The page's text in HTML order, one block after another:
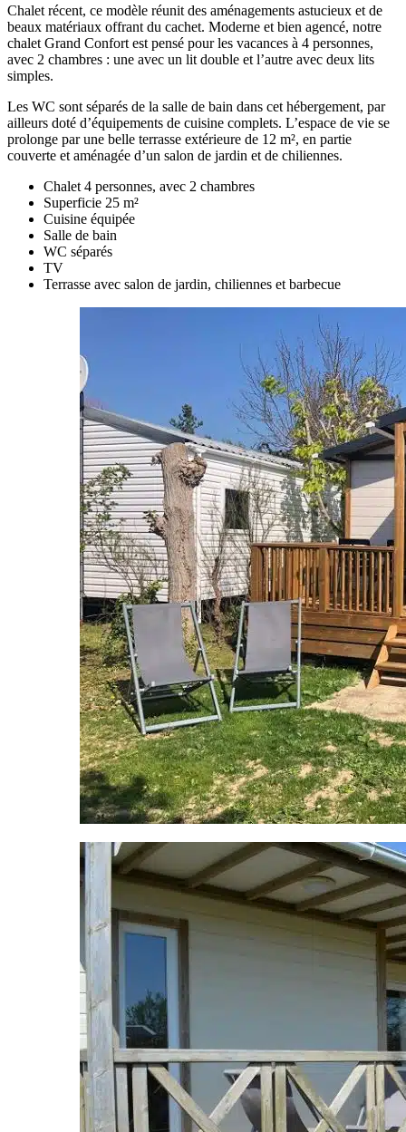
Chalet récent, ce modèle réunit des aménagements astucieux et de
beaux matériaux offrant du cachet. Moderne et bien agencé, notre
chalet Grand Confort est pensé pour les vacances à 4 personnes,
avec 2 chambres : une avec un lit double et l’autre avec deux lits
simples.
Les WC sont séparés de la salle de bain dans cet hébergement, par
ailleurs doté d’équipements de cuisine complets. L’espace de vie se
prolonge par une belle terrasse extérieure de 12 m², en partie
couverte et aménagée d’un salon de jardin et de chiliennes.
Chalet 4 personnes, avec 2 chambres
Superficie 25 m²
Cuisine équipée
Salle de bain
WC séparés
TV
Terrasse avec salon de jardin, chiliennes et barbecue